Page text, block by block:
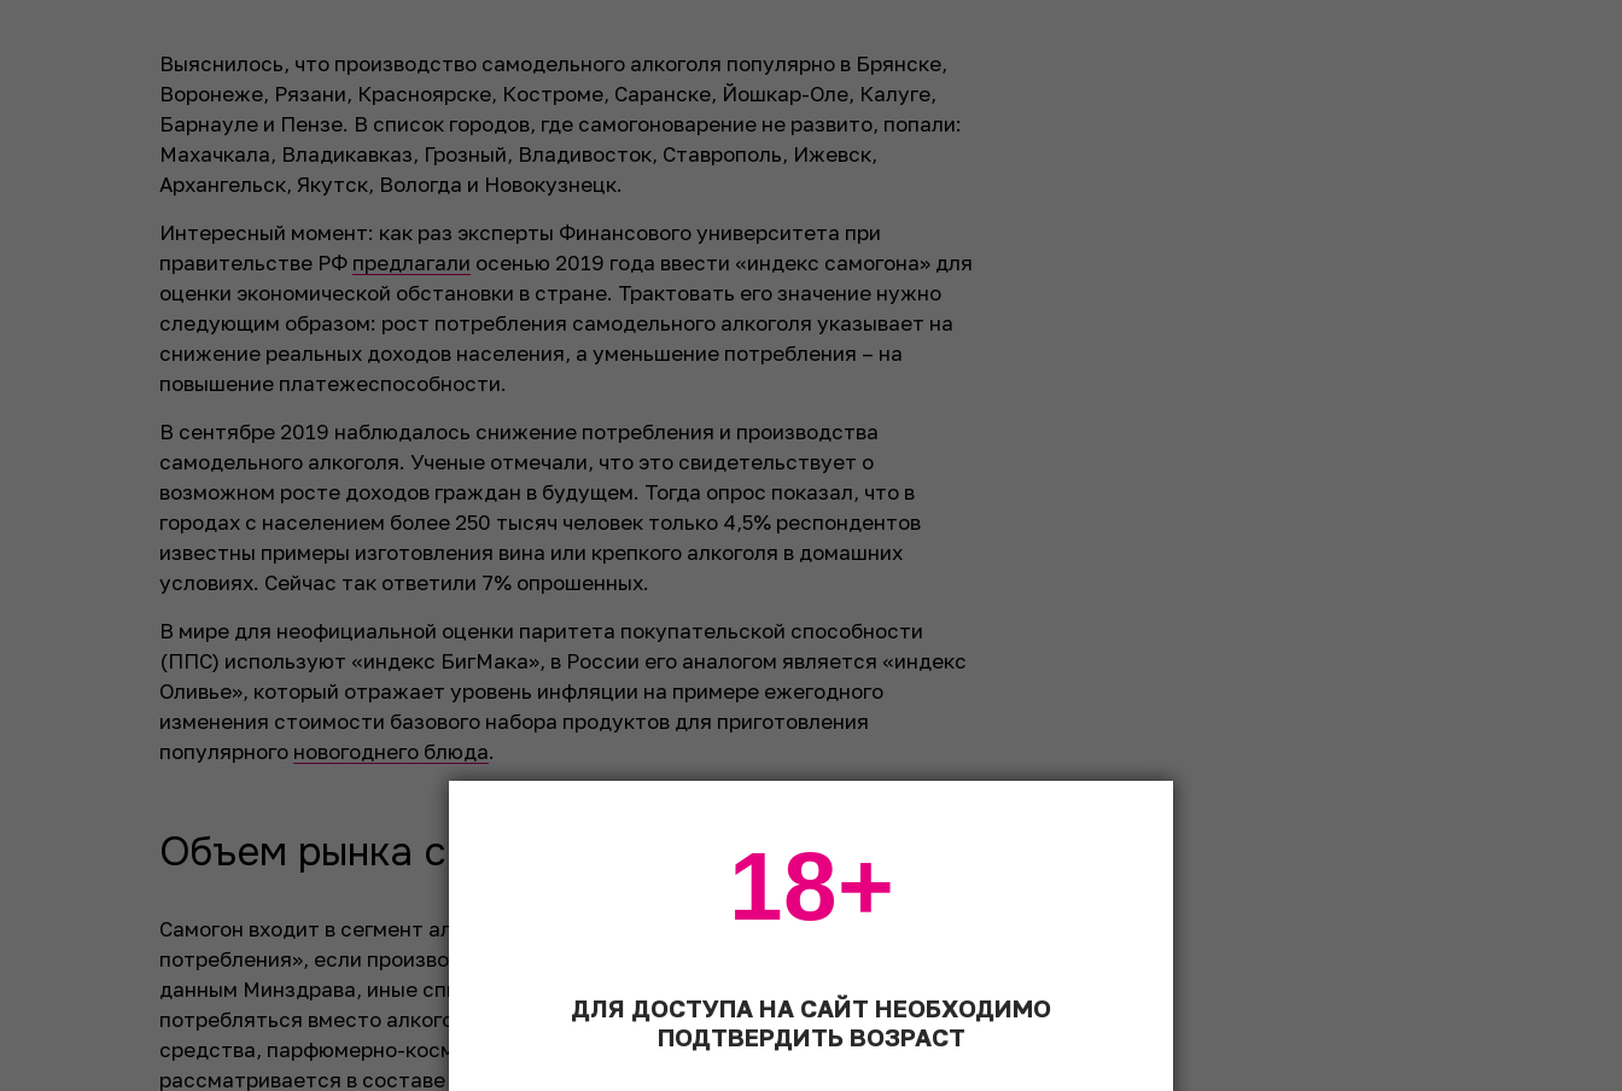
Выяснилось, что производство самодельного алкоголя популярно в Брянске,
Воронеже, Рязани, Красноярске, Костроме, Саранске, Йошкар-Оле, Калуге,
Барнауле и Пензе. В список городов, где самогоноварение не развито, попали:
Махачкала, Владикавказ, Грозный, Владивосток, Ставрополь, Ижевск,
Архангельск, Якутск, Вологда и Новокузнецк.
Интересный момент: как раз эксперты Финансового университета при
правительстве РФ предлагали осенью 2019 года ввести «индекс самогона» для
оценки экономической обстановки в стране. Трактовать его значение нужно
следующим образом: рост потребления самодельного алкоголя указывает на
снижение реальных доходов населения, а уменьшение потребления – на
повышение платежеспособности.
В сентябре 2019 наблюдалось снижение потребления и производства
самодельного алкоголя. Ученые отмечали, что это свидетельствует о
возможном росте доходов граждан в будущем. Тогда опрос показал, что в
городах с населением более 250 тысяч человек только 4,5% респондентов
известны примеры изготовления вина или крепкого алкоголя в домашних
условиях. Сейчас так ответили 7% опрошенных.
В мире для неофициальной оценки паритета покупательской способности
(ППС) используют «индекс БигМака», в России его аналогом является «индекс
Оливье», который отражает уровень инфляции на примере ежегодного
изменения стоимости базового набора продуктов для приготовления
популярного новогоднего блюда.
Объем рынка самогона
Самогон входит в сегмент алкогольной продукции «незарегистрированного
потребления», если производится не на продажу. Сюда же относятся, по
данным Минздрава, иные спиртосодержащие жидкости, которые могут
потребляться вместо алкоголя: легальные лекарственные и ветеринарные
средства, парфюмерно-косметическая продукция. Этот сегмент не
рассматривается в составе нелегального рынка алкоголя. Согласно расчетам
ДЛЯ ДОСТУПА НА САЙТ НЕОБХОДИМО
ПОДТВЕРДИТЬ ВОЗРАСТ
18+